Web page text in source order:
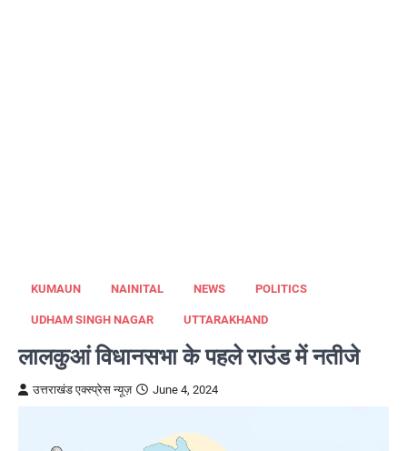
KUMAUN NAINITAL NEWS POLITICS
UDHAM SINGH NAGAR UTTARAKHAND
लालकुआं विधानसभा के पहले राउंड में नतीजे
उत्तराखंड एक्स्प्रेस न्यूज़ June 4, 2024